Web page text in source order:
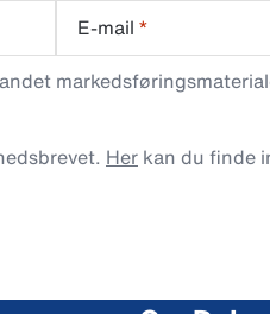
E-mail *
Her kan du finde